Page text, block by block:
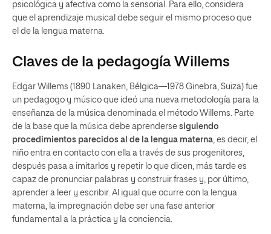
psicológica y afectiva como la sensorial. Para ello, considera
que el aprendizaje musical debe seguir el mismo proceso que
el de la lengua materna.
Claves de la pedagogía Willems
Edgar Willems (1890 Lanaken, Bélgica—1978 Ginebra, Suiza) fue
un pedagogo y músico que ideó una nueva metodología para la
enseñanza de la música denominada el método Willems. Parte
de la base que la música debe aprenderse siguiendo
procedimientos parecidos al de la lengua materna; es decir, el
niño entra en contacto con ella a través de sus progenitores,
después pasa a imitarlos y repetir lo que dicen, más tarde es
capaz de pronunciar palabras y construir frases y, por último,
aprender a leer y escribir. Al igual que ocurre con la lengua
materna, la impregnación debe ser una fase anterior
fundamental a la práctica y la conciencia.